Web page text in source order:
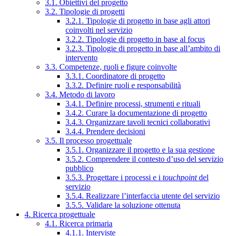
3.1. Obiettivi del progetto
3.2. Tipologie di progetti
3.2.1. Tipologie di progetto in base agli attori
coinvolti nel servizio
3.2.2. Tipologie di progetto in base al focus
3.2.3. Tipologie di progetto in base all’ambito di
intervento
3.3. Competenze, ruoli e figure coinvolte
3.3.1. Coordinatore di progetto
3.3.2. Definire ruoli e responsabilità
3.4. Metodo di lavoro
3.4.1. Definire processi, strumenti e rituali
3.4.2. Curare la documentazione di progetto
3.4.3. Organizzare tavoli tecnici collaborativi
3.4.4. Prendere decisioni
3.5. Il processo progettuale
3.5.1. Organizzare il progetto e la sua gestione
3.5.2. Comprendere il contesto d’uso del servizio
pubblico
3.5.3. Progettare i processi e i touchpointdel
servizio
3.5.4. Realizzare l’interfaccia utente del servizio
3.5.5. Validare la soluzione ottenuta
4. Ricerca progettuale
4.1. Ricerca primaria
4.1.1. Interviste